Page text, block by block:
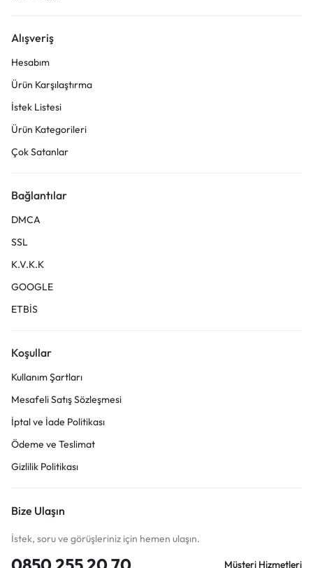
Alışveriş
Hesabım
Ürün Karşılaştırma
İstek Listesi
Ürün Kategorileri
Çok Satanlar
Bağlantılar
DMCA
SSL
K.V.K.K
GOOGLE
ETBİS
Koşullar
Kullanım Şartları
Mesafeli Satış Sözleşmesi
İptal ve İade Politikası
Ödeme ve Teslimat
Gizlilik Politikası
Bize Ulaşın
İstek, soru ve görüşleriniz için hemen ulaşın.
Müşteri Hizmetleri